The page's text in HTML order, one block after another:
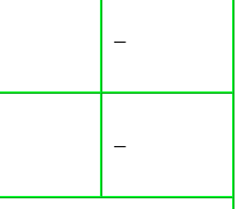
–
–